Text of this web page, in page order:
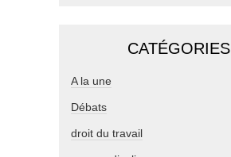
CATÉGORIES
A la une
Débats
droit du travail